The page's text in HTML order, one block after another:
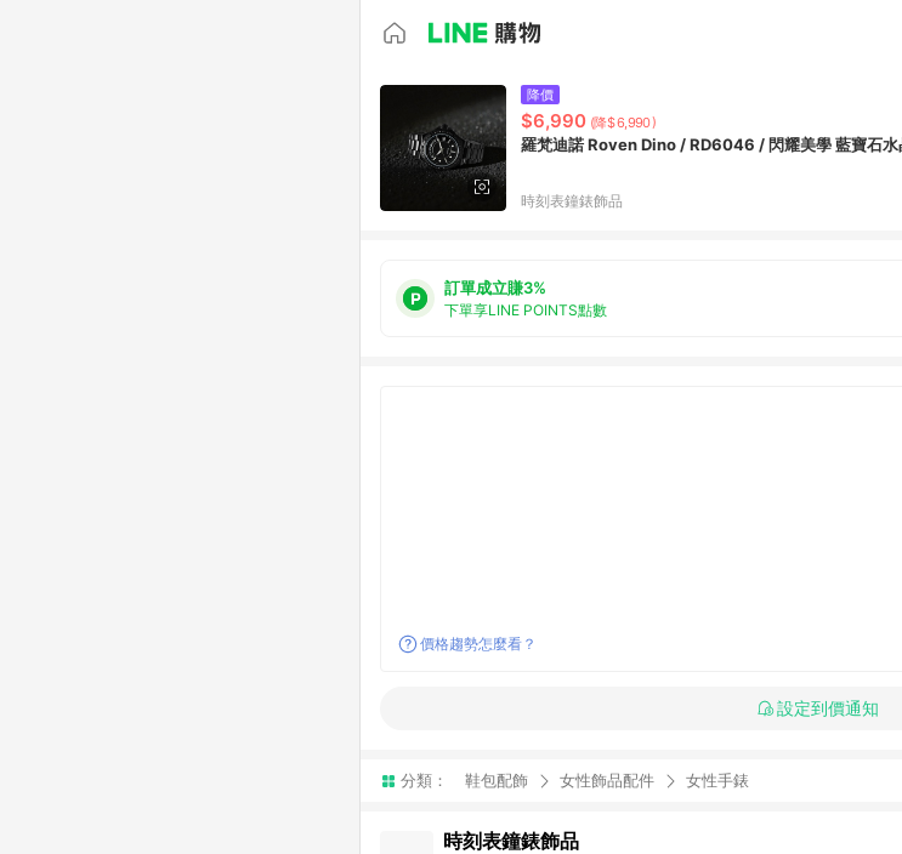
降價
$6,990 (降$6,990)
羅梵迪諾 Roven Dino / RD6046 / 閃耀美學 藍寶石
時刻表鐘錶飾品
訂單成立賺3%
下單享LINE POINTS點數
價格趨勢怎麼看？
設定到價通知
分類： 鞋包配飾 女性飾品配件 女性手錶
時刻表鐘錶飾品